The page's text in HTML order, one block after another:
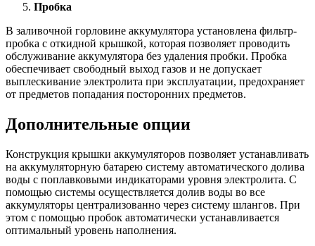
Пробка
В заливочной горловине аккумулятора установлена фильтр-
пробка с откидной крышкой, которая позволяет проводить
обслуживание аккумулятора без удаления пробки. Пробка
обеспечивает свободный выход газов и не допускает
выплескивание электролита при эксплуатации, предохраняет
от предметов попадания посторонних предметов.
Дополнительные опции
Конструкция крышки аккумуляторов позволяет устанавливать
на аккумуляторную батарею систему автоматического долива
воды с поплавковыми индикаторами уровня электролита. С
помощью системы осуществляется долив воды во все
аккумуляторы централизованно через систему шлангов. При
этом с помощью пробок автоматически устанавливается
оптимальный уровень наполнения.